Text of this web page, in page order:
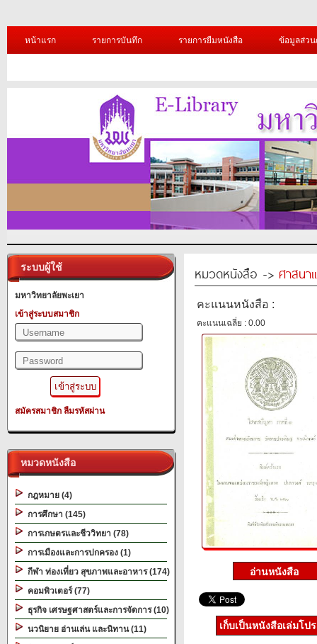
หน้าแรก รายการบันทึก รายการยืมหนังสือ ข้อมูลส่ว
ระบบผู้ใช้
มหาวิทยาลัยพะเยา
เข้าสู่ระบบสมาชิก
สมัครสมาชิก ลืมรหัสผ่าน
หมวดหนังสือ
กฎหมาย (4)
การศึกษา (145)
การเกษตรและชีววิทยา (78)
การเมืองและการปกครอง (1)
กีฬา ท่องเที่ยว สุขภาพและอาหาร (174)
คอมพิวเตอร์ (77)
ธุรกิจ เศรษฐศาสตร์และการจัดการ (10)
นวนิยาย อ่านเล่น และนิทาน (11)
หมวดหนังสือ -> ศาสนา
คะแนนหนังสือ :
คะแนนเฉลี่ย : 0.00
เก็บเป็นหนังสือเล่มโป